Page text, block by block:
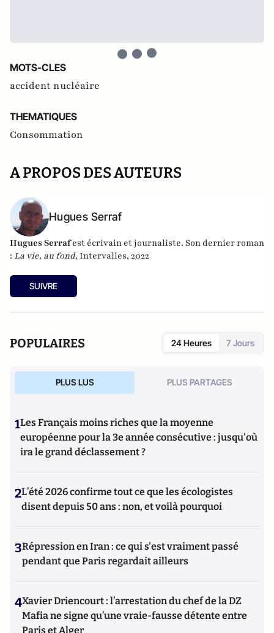
MOTS-CLES
accident nucléaire
THEMATIQUES
Consommation
A PROPOS DES AUTEURS
Hugues Serraf
Hugues Serrafest écrivain et journaliste. Son dernier roman
: La vie, au fond, Intervalles, 2022
SUIVRE
POPULAIRES 24 Heures 7 Jours
PLUS LUS PLUS PARTAGES
1Les Français moins riches que la moyenne
européenne pour la 3e année consécutive : jusqu'où
ira le grand déclassement ?
2L’été 2026 confirme tout ce que les écologistes
disent depuis 50 ans : non, et voilà pourquoi
3Répression en Iran : ce qui s'est vraiment passé
pendant que Paris regardait ailleurs
4Xavier Driencourt : l’arrestation du chef de la DZ
Mafia ne signe qu’une vraie-fausse détente entre
Paris et Alger